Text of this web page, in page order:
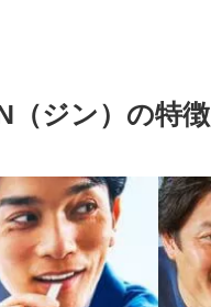
（ジン）の特徴